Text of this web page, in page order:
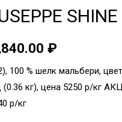
SHINE
₽
100 % шелк мальбери,
кг), цена 5250 р/кг
р/кг